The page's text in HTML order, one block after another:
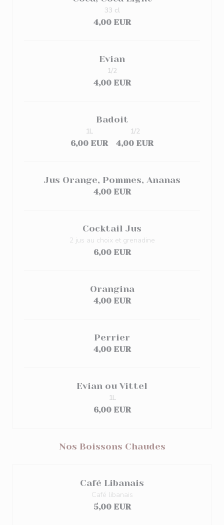
4,00 EUR
33 cl
Evian
4,00 EUR
1/2
Badoit
6,00 EUR
1L
4,00 EUR
1/2
Jus Orange, Pommes, Ananas
4,00 EUR
Cocktail Jus
2 jus au choix et grenadine
6,00 EUR
Orangina
4,00 EUR
Perrier
4,00 EUR
Evian ou Vittel
6,00 EUR
1L
Nos Boissons Chaudes
Café Libanais
Café libanais
5,00 EUR